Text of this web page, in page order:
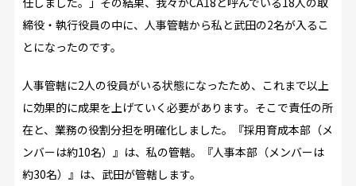
締役・執行役員の中に、人事管轄から私と武田の2名が入るこ
とになったのです。
人事管轄に2人の役員がいる状態になったため、これまで以上
に効果的に成果を上げていく必要があります。そこで責任の所
在と、業務の役割分担を明確化しました。『採用育成本部（メ
ンバーは約10名）』は、私の管轄。『人事本部（メンバーは
約30名）』は、武田が管轄します。